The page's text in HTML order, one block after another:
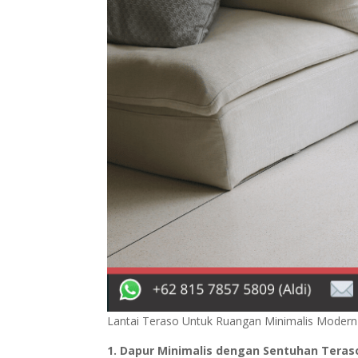
Lantai Teraso Untuk Ruangan Minimalis Modern
1. Dapur Minimalis dengan Sentuhan